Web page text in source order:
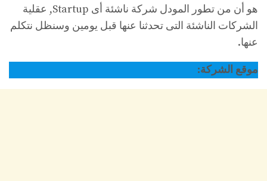
هو أن من تطور المودل شركة ناشئة أى Startup, عقلية
الشركات الناشئة التى تحدثنا عنها قبل يومين وسنظل نتكلم
عنها.
موقع الشركة: